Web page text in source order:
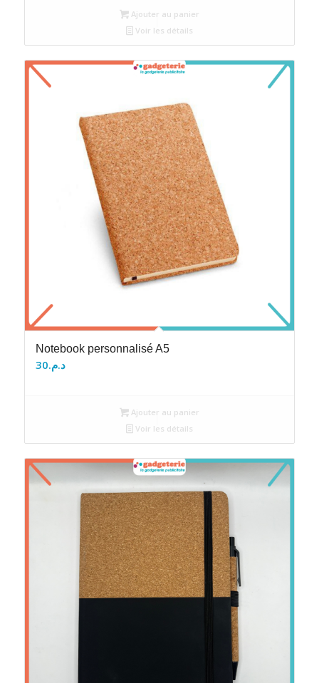
Ajouter au panier
Voir les détails
Notebook personnalisé A5
د.م.30
Ajouter au panier
Voir les détails